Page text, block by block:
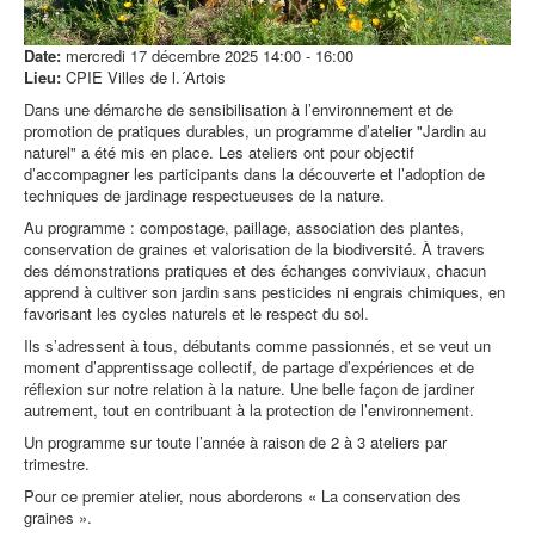
Date: mercredi 17 décembre 2025 14:00 - 16:00
Lieu: CPIE Villes de l.´Artois
Dans une démarche de sensibilisation à l’environnement et de
promotion de pratiques durables, un programme d’atelier "Jardin au
naturel" a été mis en place. Les ateliers ont pour objectif
d’accompagner les participants dans la découverte et l’adoption de
techniques de jardinage respectueuses de la nature.
Au programme : compostage, paillage, association des plantes,
conservation de graines et valorisation de la biodiversité. À travers
des démonstrations pratiques et des échanges conviviaux, chacun
apprend à cultiver son jardin sans pesticides ni engrais chimiques, en
favorisant les cycles naturels et le respect du sol.
Ils s’adressent à tous, débutants comme passionnés, et se veut un
moment d’apprentissage collectif, de partage d’expériences et de
réflexion sur notre relation à la nature. Une belle façon de jardiner
autrement, tout en contribuant à la protection de l’environnement.
Un programme sur toute l’année à raison de 2 à 3 ateliers par
trimestre.
Pour ce premier atelier, nous aborderons « La conservation des
graines ».